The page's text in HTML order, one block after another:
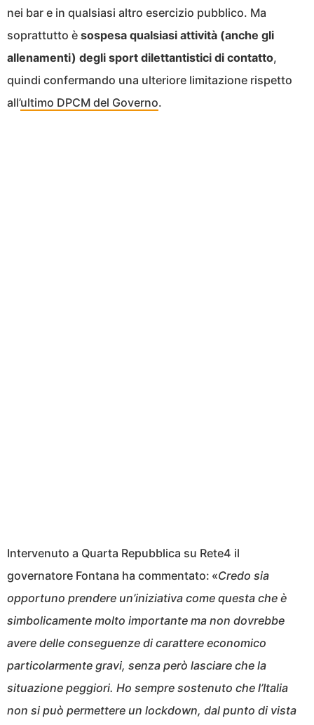
nei bar e in qualsiasi altro esercizio pubblico. Ma
soprattutto è sospesa qualsiasi attività (anche gli
allenamenti) degli sport dilettantistici di contatto,
quindi confermando una ulteriore limitazione rispetto
all’ultimo DPCM del Governo.
Intervenuto a Quarta Repubblica su Rete4 il
governatore Fontana ha commentato: «Credo sia
opportuno prendere un’iniziativa come questa che è
simbolicamente molto importante ma non dovrebbe
avere delle conseguenze di carattere economico
particolarmente gravi, senza però lasciare che la
situazione peggiori. Ho sempre sostenuto che l’Italia
non si può permettere un lockdown, dal punto di vista